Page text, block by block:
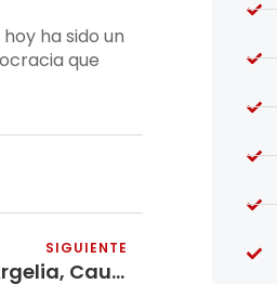
ha sido un
que
SIGUIENTE
Desplazamiento y muerte en Argelia, Cauca, como producto de la guerra contra el pueblo